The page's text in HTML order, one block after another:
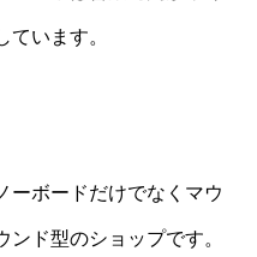
います。
ーボードだけでなくマウ
ド型のショップです。